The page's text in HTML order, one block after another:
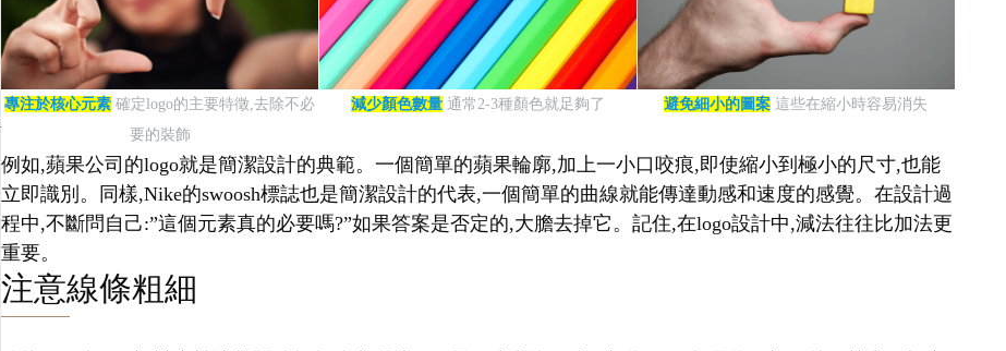
專注於核心元素 確定logo的主要特徵,去除不必
要的裝飾
減少顏色數量 通常2-3種顏色就足夠了 避免細小的圖案 這些在縮小時容易消失
例如,蘋果公司的logo就是簡潔設計的典範。一個簡單的蘋果輪廓,加上一小口咬痕,即使縮小到極小的尺寸,也能
立即識別。同樣,Nike的swoosh標誌也是簡潔設計的代表,一個簡單的曲線就能傳達動感和速度的感覺。在設計過
程中,不斷問自己:”這個元素真的必要嗎?”如果答案是否定的,大膽去掉它。記住,在logo設計中,減法往往比加法更
重要。
注意線條粗細